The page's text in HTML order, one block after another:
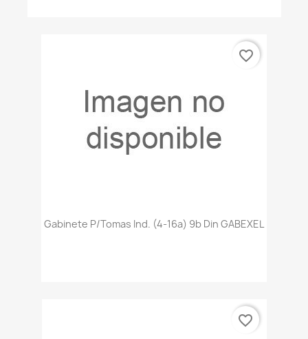
Gabinete P/tomas Ind. (4-16a) 9b Din GABEXEL
favorite_border
favorite_border